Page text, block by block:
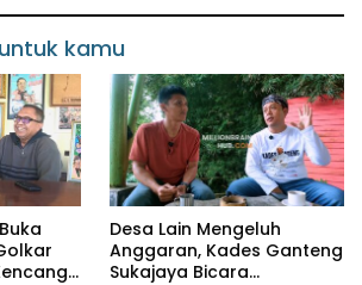
kamu
Desa Lain Mengeluh
Anggaran, Kades Ganteng
Sukajaya Bicara